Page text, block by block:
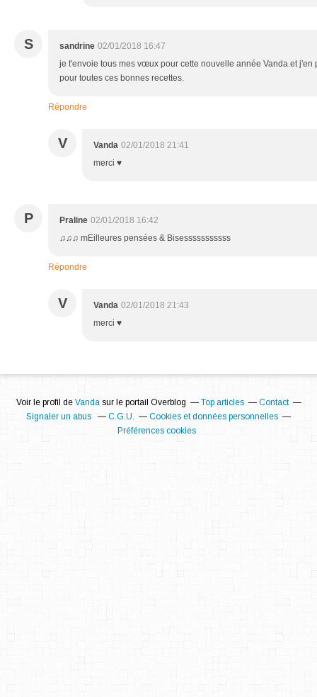
S sandrine 02/01/2018 16:47
je t'envoie tous mes vœux pour cette nouvelle année Vanda.et j'en
pour toutes ces bonnes recettes.
Répondre
V Vanda 02/01/2018 21:41
merci ♥
P Praline 02/01/2018 16:42
♫♫♫ mEilleures pensées & Bisesssssssssss
Répondre
V Vanda 02/01/2018 21:43
merci ♥
Voir le profil de Vandasur le portail Overblog Top articles
Contact
Signaler un abus
C.G.U.
Cookies et données personnelles
Préférences cookies